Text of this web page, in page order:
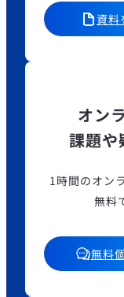
資料
オン
課題や
1時間のオン
無料
無料